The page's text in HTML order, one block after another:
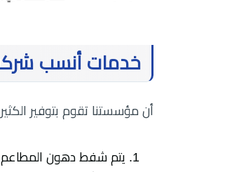
خدمات أنسب
أن مؤسستنا تقوم بتوفير
يتم شفط دهون المطاعم